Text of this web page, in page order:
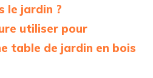
le jardin ?
utiliser pour
table de jardin en bois